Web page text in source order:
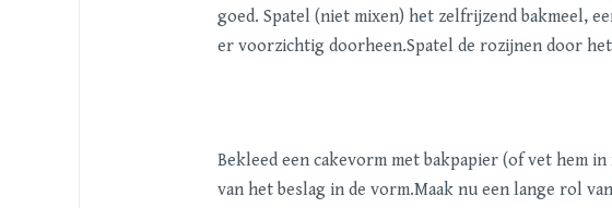
goed. Spatel (niet mixen) het zelfrijzend bakmeel,
er voorzichtig doorheen.Spatel de rozijnen door
Bekleed een cakevorm met bakpapier (of vet hem
van het beslag in de vorm.Maak nu een lange rol